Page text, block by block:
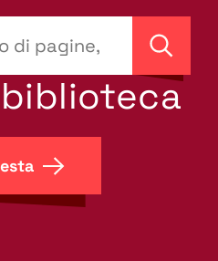
Cerca